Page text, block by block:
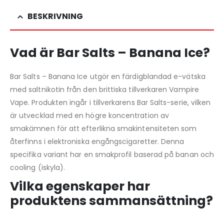
BESKRIVNING
Vad är Bar Salts – Banana Ice?
Bar Salts – Banana Ice utgör en färdigblandad e-vätska
med saltnikotin från den brittiska tillverkaren Vampire
Vape. Produkten ingår i tillverkarens Bar Salts-serie, vilken
är utvecklad med en högre koncentration av
smakämnen för att efterlikna smakintensiteten som
återfinns i elektroniska engångscigaretter. Denna
specifika variant har en smakprofil baserad på banan och
cooling (iskyla).
Vilka egenskaper har
produktens sammansättning?